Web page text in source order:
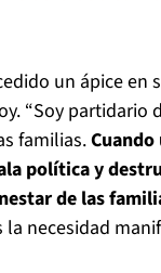
un ápice en
“Soy partidario
familias.
política y
de las
necesidad